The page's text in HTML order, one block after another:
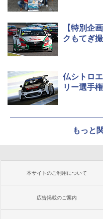
【特別企
クもてぎ
仏シトロ
リー選手
もっと
本サイトのご利用について
広告掲載のご案内